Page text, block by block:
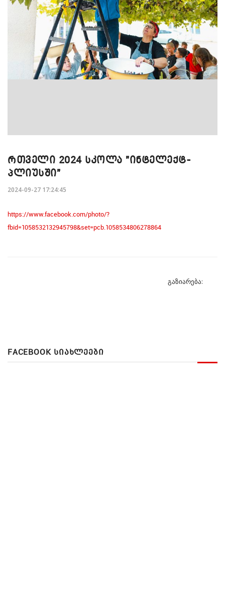
ᲠᲗᲕᲔᲚᲘ 2024 ᲡᲙᲝᲚᲐ "ᲘᲜᲢᲔᲚᲔᲥᲢ-
ᲞᲚᲘᲣᲡᲨᲘ"
2024-09-27 17:24:45
https://www.facebook.com/photo/?
fbid=1058532132945798&set=pcb.1058534806278864
გაზიარება:
FACEBOOK ᲡᲘᲐᲮᲚᲔᲔᲑᲘ